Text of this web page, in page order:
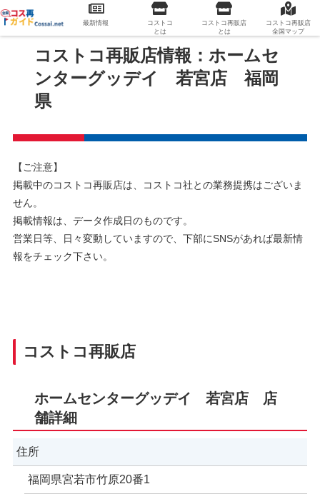
コストコ再販店情報：ホームセ
ンターグッデイ 若宮店 福岡
県
【ご注意】
掲載中のコストコ再販店は、コストコ社との業務提携はございま
せん。
掲載情報は、データ作成日のものです。
営業日等、日々変動していますので、下部にSNSがあれば最新情
報をチェック下さい。
コストコ再販店
ホームセンターグッデイ 若宮店 店
舗詳細
住所
福岡県宮若市竹原20番1
最新情報
コストコ
とは
コストコ再販店
とは
コストコ再販店
全国マップ